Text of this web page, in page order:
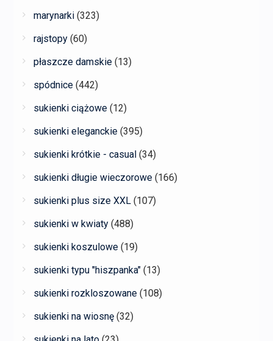
marynarki (323)
rajstopy (60)
płaszcze damskie (13)
spódnice (442)
sukienki ciążowe (12)
sukienki eleganckie (395)
sukienki krótkie - casual (34)
sukienki długie wieczorowe (166)
sukienki plus size XXL (107)
sukienki w kwiaty (488)
sukienki koszulowe (19)
sukienki typu "hiszpanka" (13)
sukienki rozkloszowane (108)
sukienki na wiosnę (32)